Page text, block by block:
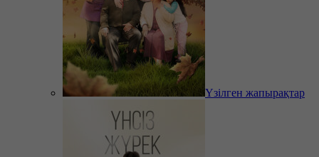
Үзілген жапырақтар